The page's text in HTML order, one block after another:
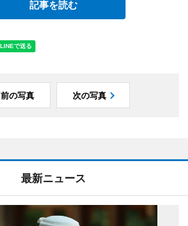
記事を読む
前の写真 次の写真
最新ニュース